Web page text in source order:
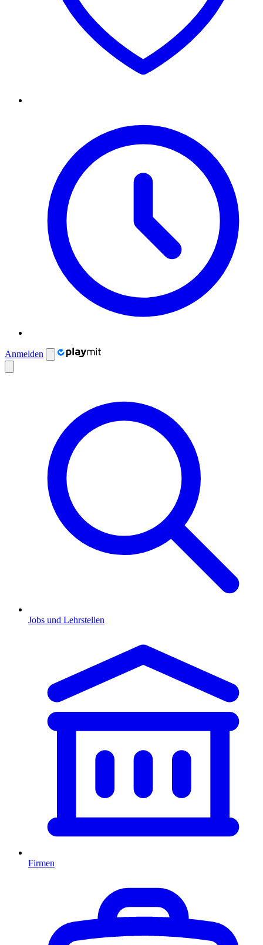
Anmelden
Jobs und Lehrstellen
Firmen